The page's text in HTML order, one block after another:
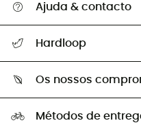
Ajuda & contacto
Guia de tamanhos
Trocas & Devoluções
Hardloop
Os nossos embaixadores
Os nossos
Métodos de